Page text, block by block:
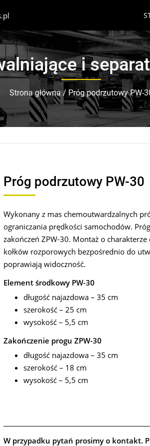
i
Strona główna/ Próg podrzutowy PW-
Próg podrzutowy PW-30
Wykonany z mas chemoutwardzalnych
ograniczania prędkości samochodów.
zakończeń ZPW-30. Montaż o
kołków rozporowych bezpośrednio do
poprawiają widoczność.
Element środkowy PW-30
długość najazdowa – 35 cm
szerokość – 25 cm
wysokość – 5,5 cm
Zakończenie progu ZPW-30
długość najazdowa – 35 cm
szerokość – 18 cm
wysokość – 5,5 cm
W przypadku pytań prosimy o kontakt.